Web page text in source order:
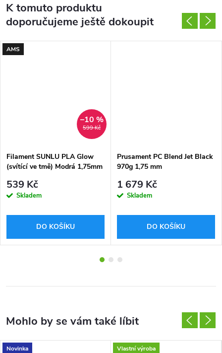
K tomuto produktu
doporučujeme ještě dokoupit
AMS
599 Kč
–10 %
Filament SUNLU PLA Glow
(svítící ve tmě) Modrá 1,75mm
539 Kč
Skladem
DO KOŠÍKU
Prusament PC Blend Jet Black
970g 1,75 mm
1 679 Kč
Skladem
DO KOŠÍKU
Novinka
Vlastní výroba